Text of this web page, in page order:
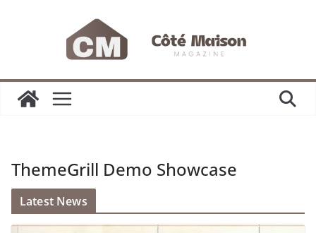
ThemeGrill Demo Showcase
Latest News